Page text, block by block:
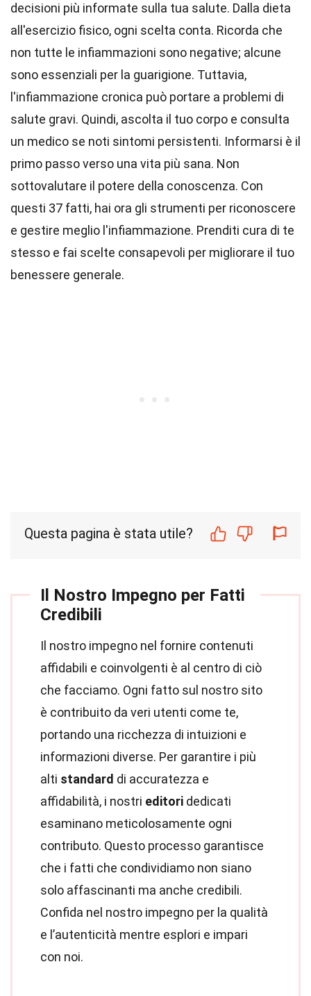
decisioni più informate sulla tua salute. Dalla dieta
all'esercizio fisico, ogni scelta conta. Ricorda che
non tutte le infiammazioni sono negative; alcune
sono essenziali per la guarigione. Tuttavia,
l'infiammazione cronica può portare a problemi di
salute gravi. Quindi, ascolta il tuo corpo e consulta
un medico se noti sintomi persistenti. Informarsi è il
primo passo verso una vita più sana. Non
sottovalutare il potere della conoscenza. Con
questi 37 fatti, hai ora gli strumenti per riconoscere
e gestire meglio l'infiammazione. Prenditi cura di te
stesso e fai scelte consapevoli per migliorare il tuo
benessere generale.
Questa pagina è stata utile?
Il Nostro Impegno per Fatti
Credibili
Il nostro impegno nel fornire contenuti
affidabili e coinvolgenti è al centro di ciò
che facciamo. Ogni fatto sul nostro sito
è contribuito da veri utenti come te,
portando una ricchezza di intuizioni e
informazioni diverse. Per garantire i più
alti standard di accuratezza e
affidabilità, i nostri editori dedicati
esaminano meticolosamente ogni
contributo. Questo processo garantisce
che i fatti che condividiamo non siano
solo affascinanti ma anche credibili.
Confida nel nostro impegno per la qualità
e l’autenticità mentre esplori e impari
con noi.